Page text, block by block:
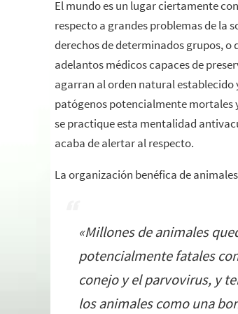
El mundo es un lugar ciertamente
respecto a grandes problemas de la
derechos de determinados grupos, o
adelantos médicos capaces de
agarran al orden natural establecido
patógenos potencialmente mortales
se practique esta mentalidad
acaba de alertar al respecto.
La organización benéfica de
«Millones de animales
potencialmente fatales
conejo y el parvovirus, y
los animales como una